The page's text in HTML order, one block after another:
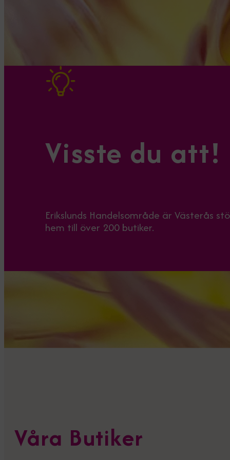
Visste du att!
Erikslunds Handelsområde är Västerås
hem till över 200 butiker.
Våra Butiker